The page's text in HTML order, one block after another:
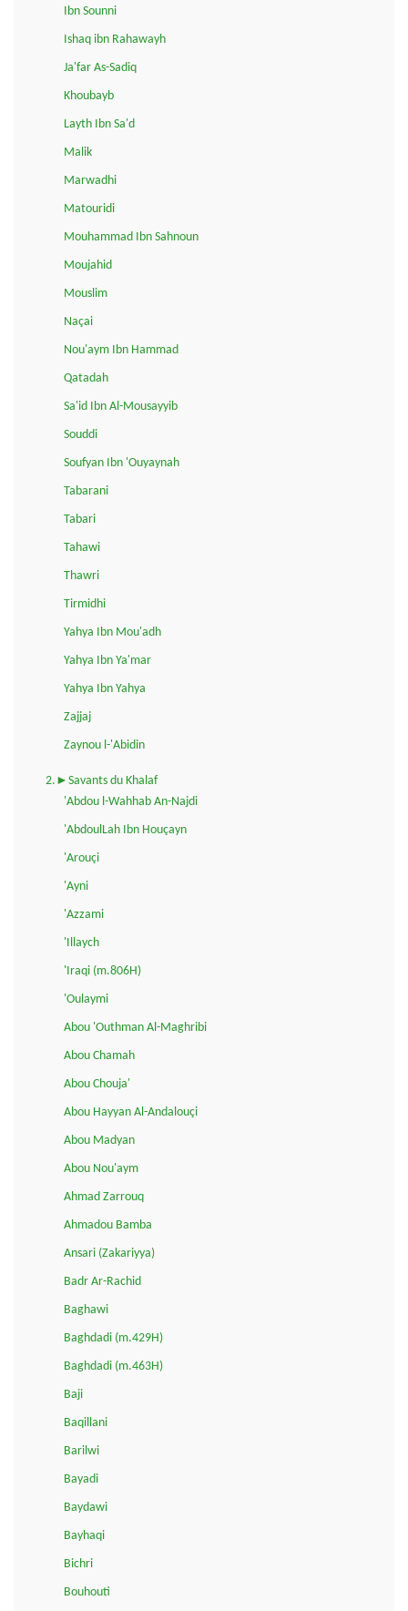
Ibn Sounni
Ishaq ibn Rahawayh
Ja'far As-Sadiq
Khoubayb
Layth Ibn Sa'd
Malik
Marwadhi
Matouridi
Mouhammad Ibn Sahnoun
Moujahid
Mouslim
Naçai
Nou'aym Ibn Hammad
Qatadah
Sa'id Ibn Al-Mousayyib
Souddi
Soufyan Ibn 'Ouyaynah
Tabarani
Tabari
Tahawi
Thawri
Tirmidhi
Yahya Ibn Mou'adh
Yahya Ibn Ya'mar
Yahya Ibn Yahya
Zajjaj
Zaynou l-'Abidin
2.►Savants du Khalaf
'Abdou l-Wahhab An-Najdi
'AbdoulLah Ibn Houçayn
'Arouçi
'Ayni
'Azzami
'Illaych
'Iraqi (m.806H)
'Oulaymi
Abou 'Outhman Al-Maghribi
Abou Chamah
Abou Chouja'
Abou Hayyan Al-Andalouçi
Abou Madyan
Abou Nou'aym
Ahmad Zarrouq
Ahmadou Bamba
Ansari (Zakariyya)
Badr Ar-Rachid
Baghawi
Baghdadi (m.429H)
Baghdadi (m.463H)
Baji
Baqillani
Barilwi
Bayadi
Baydawi
Bayhaqi
Bichri
Bouhouti